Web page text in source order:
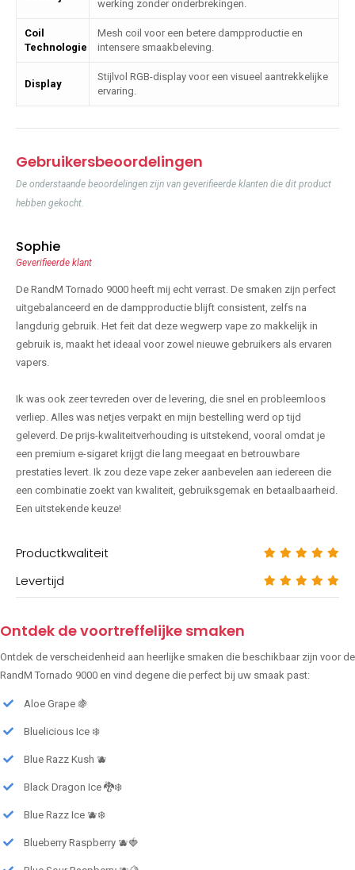
werking zonder onderbrekingen.
Coil
Technologie
Mesh coil voor een betere dampproductie en
intensere smaakbeleving.
Display
Stijlvol RGB-display voor een visueel aantrekkelijke
ervaring.
Gebruikersbeoordelingen
De onderstaande beoordelingen zijn van geverifieerde klanten die dit product
hebben gekocht.
Sophie
Geverifieerde klant
De RandM Tornado 9000 heeft mij echt verrast. De smaken zijn perfect
uitgebalanceerd en de dampproductie blijft consistent, zelfs na
langdurig gebruik. Het feit dat deze wegwerp vape zo makkelijk in
gebruik is, maakt het ideaal voor zowel nieuwe gebruikers als ervaren
vapers.
Ik was ook zeer tevreden over de levering, die snel en probleemloos
verliep. Alles was netjes verpakt en mijn bestelling werd op tijd
geleverd. De prijs-kwaliteitverhouding is uitstekend, vooral omdat je
een premium e-sigaret krijgt die lang meegaat en betrouwbare
prestaties levert. Ik zou deze vape zeker aanbevelen aan iedereen die
een combinatie zoekt van kwaliteit, gebruiksgemak en betaalbaarheid.
Een uitstekende keuze!
Productkwaliteit
Levertijd
Ontdek de voortreffelijke smaken
Ontdek de verscheidenheid aan heerlijke smaken die beschikbaar zijn voor de
RandM Tornado 9000 en vind degene die perfect bij uw smaak past:
Aloe Grape 🍇
Bluelicious Ice ❄️
Blue Razz Kush 🫐
Black Dragon Ice 🐉❄️
Blue Razz Ice 🫐❄️
Blueberry Raspberry 🫐🍓